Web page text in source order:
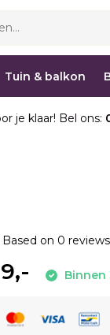
Tuin & balkon
je klaar! Bel ons:
Based on 0 reviews
Binnen